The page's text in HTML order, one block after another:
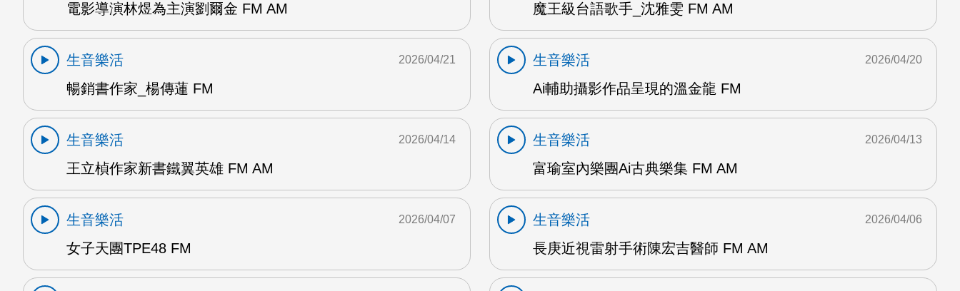
電影導演林煜為主演劉爾金 FM AM
魔王級台語歌手_沈雅雯 FM AM
生音樂活
暢銷書作家_楊傳蓮 FM
2026/04/21
生音樂活
Ai輔助攝影作品呈現的溫金龍 FM
2026/04/20
生音樂活
王立楨作家新書鐵翼英雄 FM AM
2026/04/14
生音樂活
富瑜室內樂團Ai古典樂集 FM AM
2026/04/13
生音樂活
女子天團TPE48 FM
2026/04/07
生音樂活
長庚近視雷射手術陳宏吉醫師 FM AM
2026/04/06